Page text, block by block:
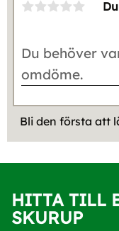
Du
Bli den första att
HITTA TILL
SKURUP